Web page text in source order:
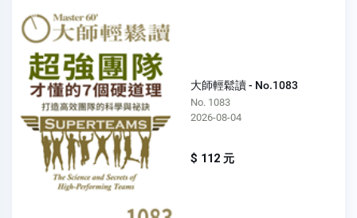
大師輕鬆讀 - No.1083
No. 1083
2026-08-04
$ 112 元